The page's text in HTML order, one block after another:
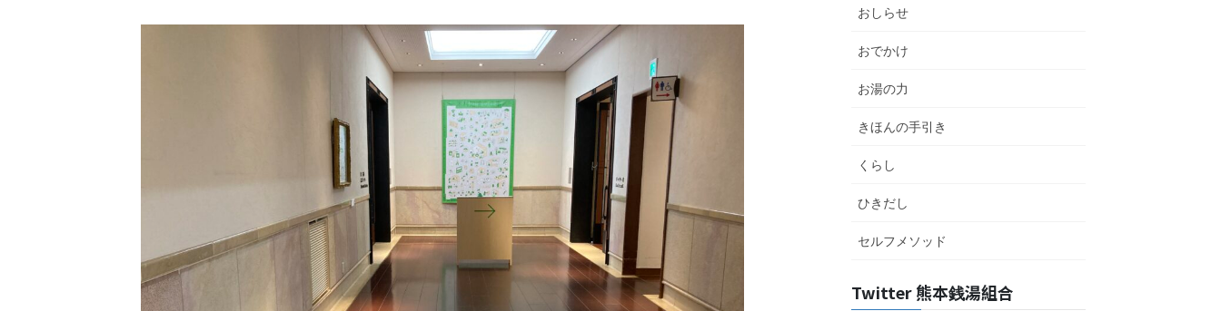
おしらせ
おでかけ
お湯の力
きほんの手引き
くらし
ひきだし
セルフメソッド
Twitter 熊本銭湯組合